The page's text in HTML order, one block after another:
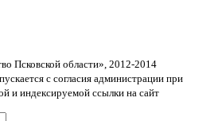
Псковской области», 2012-2014
с согласия администрации при
и индексируемой ссылки на сайт